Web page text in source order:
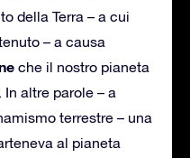
della Terra – a cui
– a causa
che il nostro pianeta
altre parole – a
terrestre – una
al pianeta